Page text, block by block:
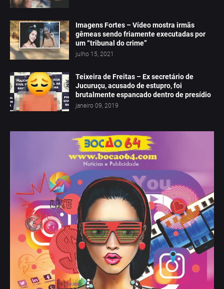
Imagens Fortes – Vídeo mostra irmãs
gêmeas sendo friamente executadas por
um “tribunal do crime”
julho 15, 2021
Teixeira de Freitas – Ex secretário de
Jucuruçu, acusado de estupro, foi
brutalmente espancado dentro de presídio
janeiro 09, 2019